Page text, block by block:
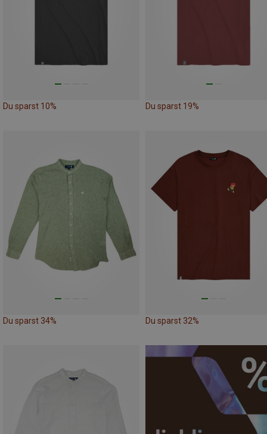
Du sparst 10% Du sparst 19%
Du sparst 34% Du sparst 32%